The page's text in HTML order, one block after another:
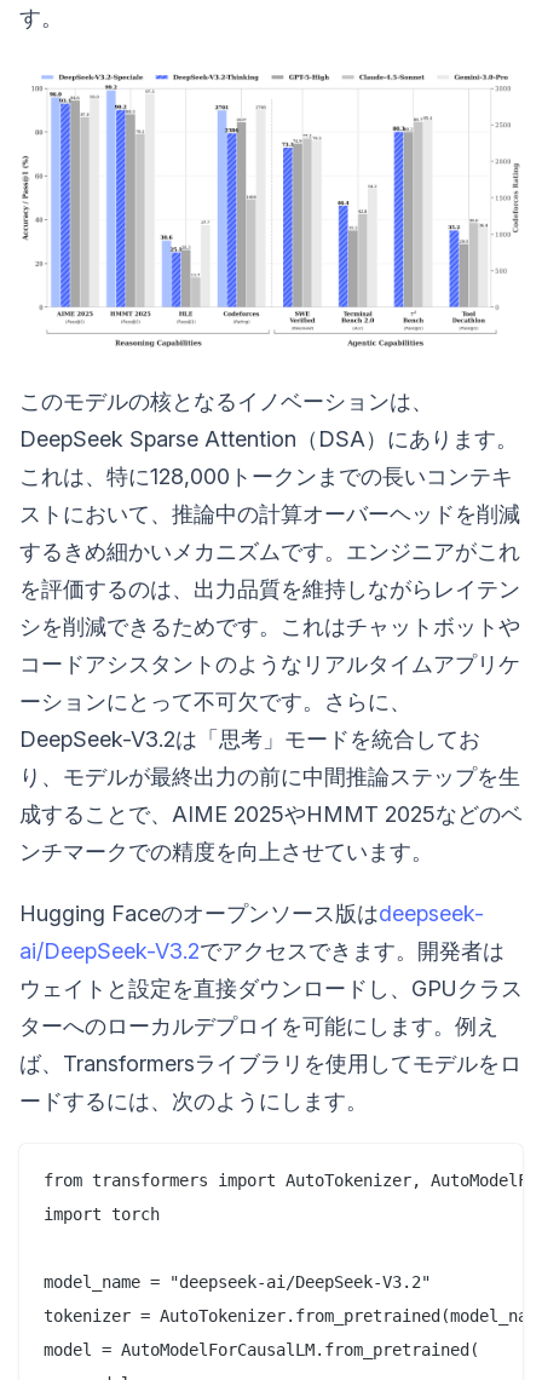
す。
このモデルの核となるイノベーションは、
DeepSeek Sparse Attention（DSA）にあります。
これは、特に128,000トークンまでの長いコンテキ
ストにおいて、推論中の計算オーバーヘッドを削減
するきめ細かいメカニズムです。エンジニアがこれ
を評価するのは、出力品質を維持しながらレイテン
シを削減できるためです。これはチャットボットや
コードアシスタントのようなリアルタイムアプリケ
ーションにとって不可欠です。さらに、
DeepSeek-V3.2は「思考」モードを統合してお
り、モデルが最終出力の前に中間推論ステップを生
成することで、AIME 2025やHMMT 2025などのベ
ンチマークでの精度を向上させています。
Hugging Faceのオープンソース版はdeepseek-
ai/DeepSeek-V3.2でアクセスできます。開発者は
ウェイトと設定を直接ダウンロードし、GPUクラス
ターへのローカルデプロイを可能にします。例え
ば、Transformersライブラリを使用してモデルをロ
ードするには、次のようにします。
from transformers import AutoTokenizer,
import torch
model_name = "deepseek-ai/DeepSeek-V3.2"
tokenizer =
model = AutoModelForCausalLM.from_pretrained(